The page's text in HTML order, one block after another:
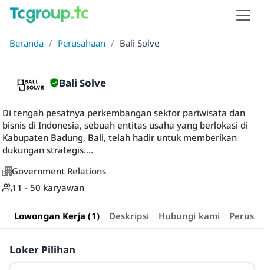
Beranda / Perusahaan / Bali Solve
Bali Solve
Di tengah pesatnya perkembangan sektor pariwisata dan
bisnis di Indonesia, sebuah entitas usaha yang berlokasi di
Kabupaten Badung, Bali, telah hadir untuk memberikan
dukungan strategis....
Government Relations
11 - 50 karyawan
Lowongan Kerja (1) Deskripsi Hubungi kami
Loker Pilihan